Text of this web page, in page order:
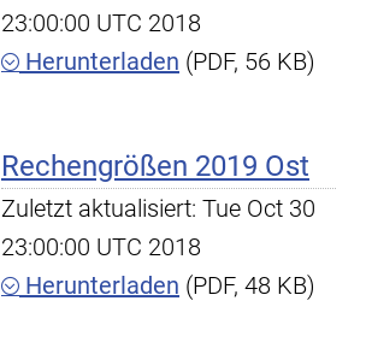
23:00:00 UTC 2018
Herunterladen (PDF, 56 KB)
Rechengrößen 2019 Ost
Zuletzt aktualisiert: Tue Oct 30
23:00:00 UTC 2018
Herunterladen (PDF, 48 KB)